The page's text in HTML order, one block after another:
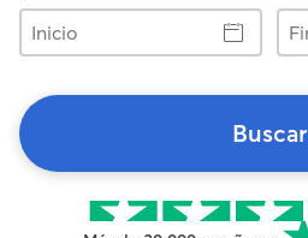
Inicio
Fin
Buscar